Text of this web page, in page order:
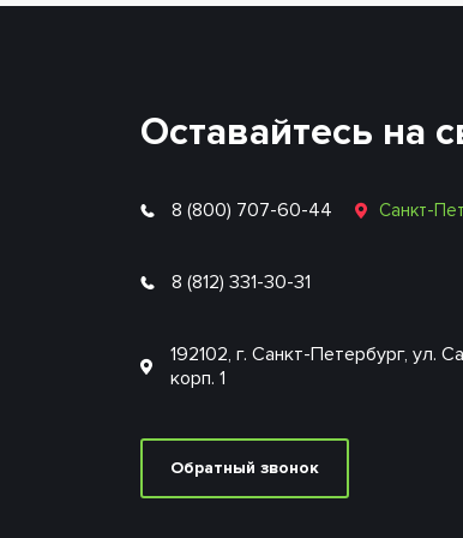
Оставайтесь на
8 (800) 707-60-44 Санкт-
8 (812) 331-30-31
192102, г. Санкт-Петербург, ул.
корп. 1
Обратный звонок